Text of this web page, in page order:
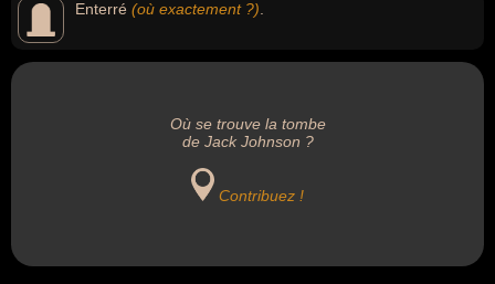
Enterré (où exactement ?)
Où se trouve la tombe
de Jack Johnson ?
Contribuez !